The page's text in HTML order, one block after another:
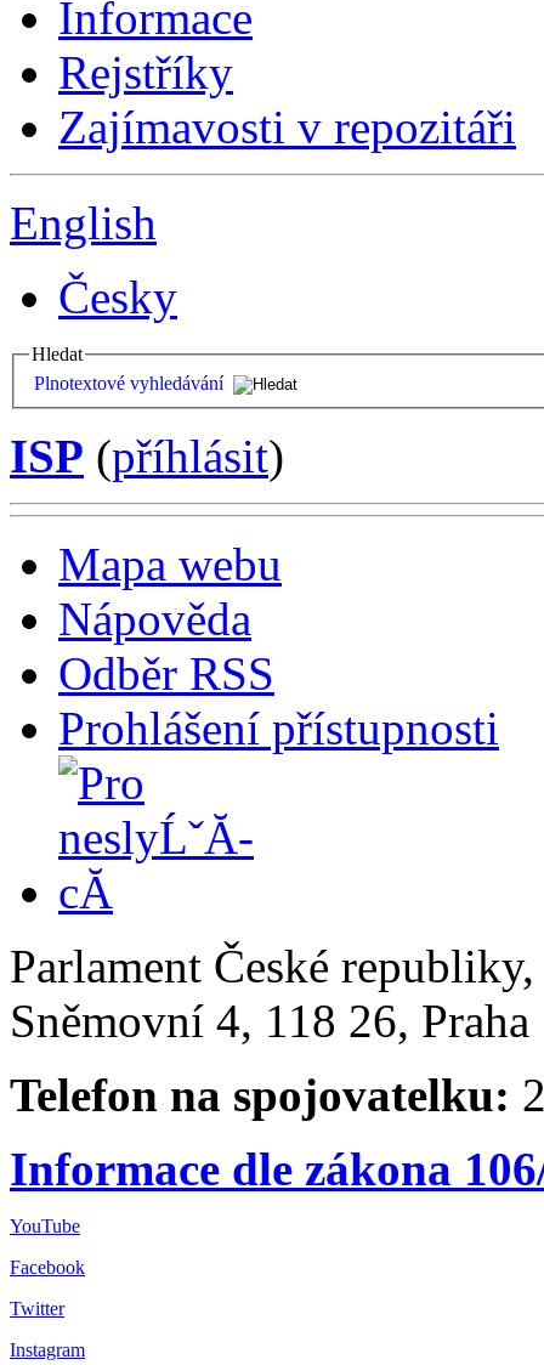
Informace
Rejstříky
Zajímavosti v repozitáři
English
Česky
Hledat
Plnotextové vyhledávání
ISP (příhlásit)
Mapa webu
Nápověda
Odběr RSS
Prohlášení přístupnosti
Parlament České
Sněmovní 4, 118 26,
Telefon na spojovatelku:
Informace dle zákona
YouTube
Facebook
Twitter
Instagram